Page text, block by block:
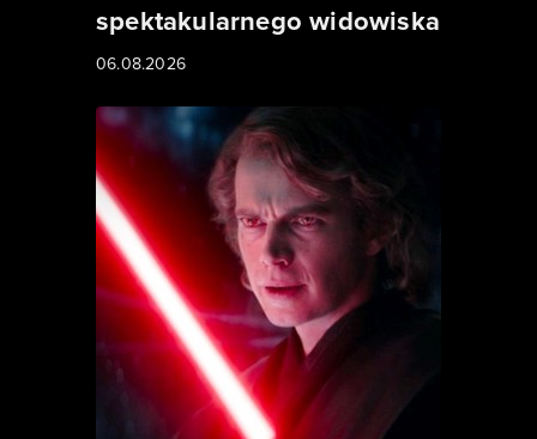
spektakularnego widowiska
06.08.2026